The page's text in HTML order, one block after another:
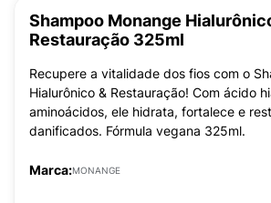
Shampoo Monange
Restauração 325ml
Recupere a vitalidade dos fios com o
Hialurônico & Restauração! Com ácido
aminoácidos, ele hidrata, fortalece e
danificados. Fórmula vegana 325ml.
Marca:MONANGE